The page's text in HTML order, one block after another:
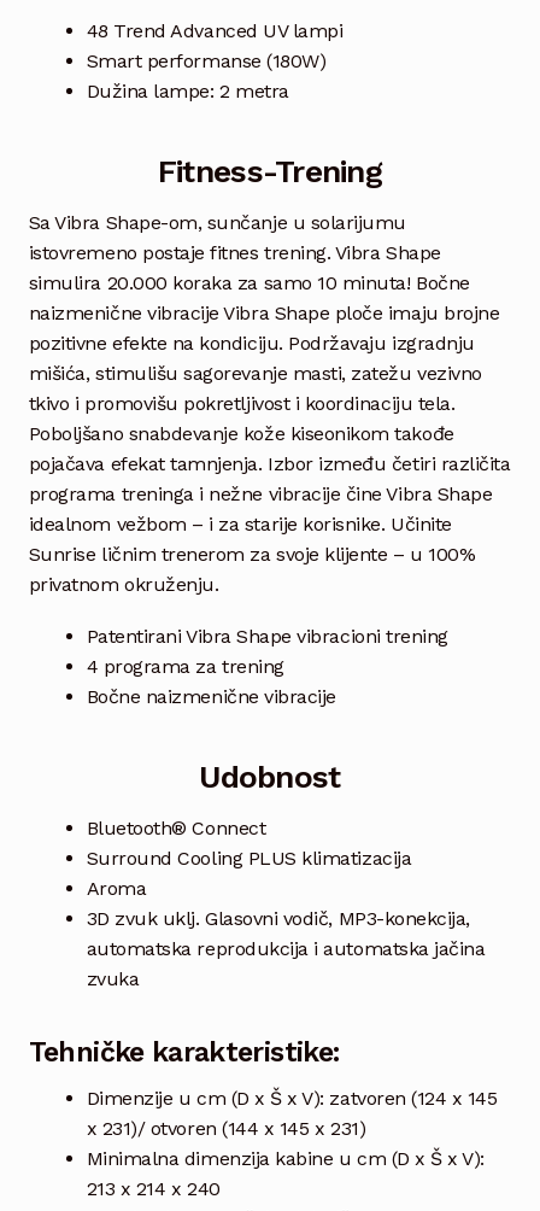
48 Trend Advanced UV lampi
Smart performanse (180W)
Dužina lampe: 2 metra
Fitness-Trening
Sa Vibra Shape-om, sunčanje u solarijumu
istovremeno postaje fitnes trening. Vibra Shape
simulira 20.000 koraka za samo 10 minuta! Bočne
naizmenične vibracije Vibra Shape ploče imaju brojne
pozitivne efekte na kondiciju. Podržavaju izgradnju
mišića, stimulišu sagorevanje masti, zatežu vezivno
tkivo i promovišu pokretljivost i koordinaciju tela.
Poboljšano snabdevanje kože kiseonikom takođe
pojačava efekat tamnjenja. Izbor između četiri različita
programa treninga i nežne vibracije čine Vibra Shape
idealnom vežbom – i za starije korisnike. Učinite
Sunrise ličnim trenerom za svoje klijente – u 100%
privatnom okruženju.
Patentirani Vibra Shape vibracioni trening
4 programa za trening
Bočne naizmenične vibracije
Udobnost
Bluetooth® Connect
Surround Cooling PLUS klimatizacija
Aroma
3D zvuk uklj. Glasovni vodič, MP3-konekcija,
automatska reprodukcija i automatska jačina
zvuka
Tehničke karakteristike:
Dimenzije u cm (D x Š x V): zatvoren (124 x 145
x 231)/ otvoren (144 x 145 x 231)
Minimalna dimenzija kabine u cm (D x Š x V):
213 x 214 x 240